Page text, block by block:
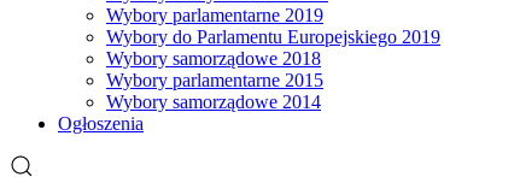
Wybory parlamentarne 2019
Wybory do Parlamentu Europejskiego 2019
Wybory samorządowe 2018
Wybory parlamentarne 2015
Wybory samorządowe 2014
Ogłoszenia